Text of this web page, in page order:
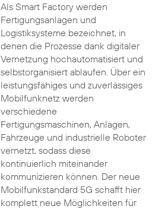
Als Smart Factory werden
Fertigungsanlagen und
Logistiksysteme bezeichnet, in
denen die Prozesse dank digitaler
Vernetzung hochautomatisiert und
selbstorganisiert ablaufen. Über ein
leistungsfähiges und zuverlässiges
Mobilfunknetz werden
verschiedene
Fertigungsmaschinen, Anlagen,
Fahrzeuge und industrielle Roboter
vernetzt, sodass diese
kontinuierlich miteinander
kommunizieren können. Der neue
Mobilfunkstandard 5G schafft hier
komplett neue Möglichkeiten für